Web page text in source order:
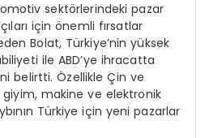
sektörlerindeki pazar
için önemli fırsatlar
Bolat, Türkiye’nin yüksek
ile ABD’ye ihracatta
belirtti. Özellikle Çin ve
giyim, makine ve elektronik
Türkiye için yeni pazarlar